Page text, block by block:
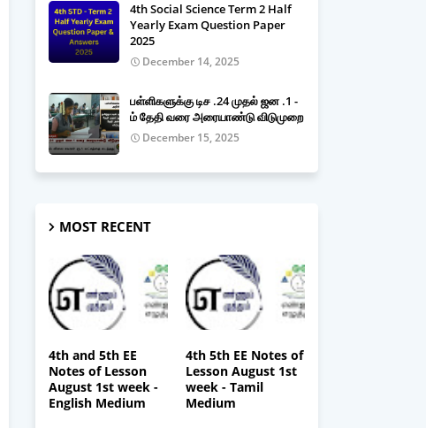
4th Social Science Term 2 Half
Yearly Exam Question Paper
2025
December 14, 2025
பள்ளிகளுக்கு டிச .24 முதல் ஜன .1 -
ம் தேதி வரை அரையாண்டு விடுமுறை
December 15, 2025
MOST RECENT
4th and 5th EE
Notes of Lesson
August 1st week -
English Medium
4th 5th EE Notes of
Lesson August 1st
week - Tamil
Medium